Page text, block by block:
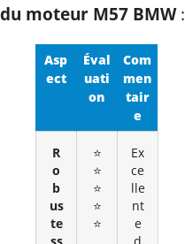
du moteur M57 BMW:
Asp
ect
Éval
uati
on
Com
men
tair
e
R
o
b
us
te
⭐
⭐
⭐
⭐
⭐
Ex
ce
lle
nt
e